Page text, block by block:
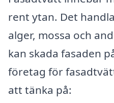
rent ytan. Det
alger, mossa och
kan skada fasaden
företag för
att tänka på: